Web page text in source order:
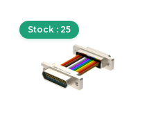
Stock : 25